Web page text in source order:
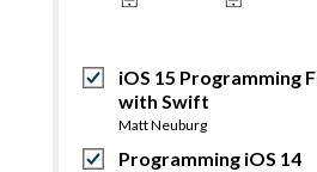
iOS 15 Programming
with Swift
Matt Neuburg
Programming iOS 14